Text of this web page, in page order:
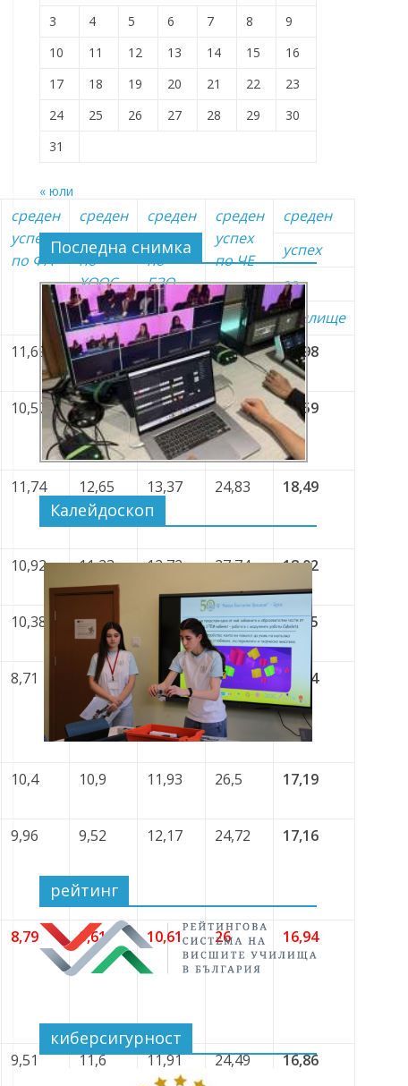
среден
успех
по ФА
среден
успех
по
ХООС
среден
успех
по
БЗО
среден
успех
по ЧЕ
среден
успех
за
училище
11,69 12,91 13,87 27,78 18,98
10,57 10,96 12,51 29,46 18,59
11,74 12,65 13,37 24,83 18,49
10,92 11,23 12,72 27,74 18,02
10,38 10,9 12,68 26,96 17,85
8,71 10,58 11,71 28,04 17,64
10,4 10,9 11,93 26,5 17,19
9,96 9,52 12,17 24,72 17,16
8,79 9,61 10,61 26 16,94
9,51 11,6 11,91 24,49 16,86
3
4 5 6 7 8
9
10
11 12 13 14 15
16
17
18 19 20 21 22
23
24
25 26 27 28 29
30
31
« юли
Последна снимка
Калейдоскоп
рейтинг
киберсигурност